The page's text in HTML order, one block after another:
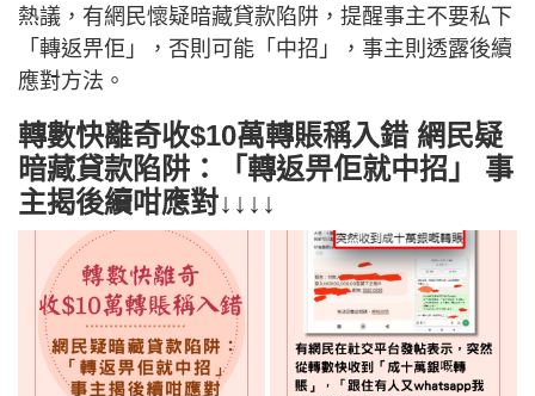
熱議，有網民懷疑暗藏貸款陷阱，提醒事主不要私下
「轉返畀佢」，否則可能「中招」，事主則透露後續
應對方法。
轉數快離奇收$10萬轉賬稱入錯 網民疑
暗藏貸款陷阱：「轉返畀佢就中招」 事
主揭後續咁應對↓↓↓↓